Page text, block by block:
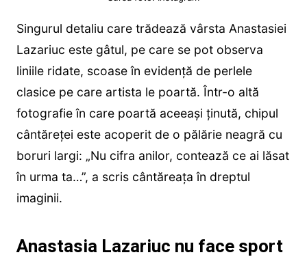
Singurul detaliu care trădează vârsta Anastasiei
Lazariuc este gâtul, pe care se pot observa
liniile ridate, scoase în evidență de perlele
clasice pe care artista le poartă. Într-o altă
fotografie în care poartă aceeași ținută, chipul
cântăreței este acoperit de o pălărie neagră cu
boruri largi: „Nu cifra anilor, contează ce ai lăsat
în urma ta…”, a scris cântăreața în dreptul
imaginii.
Anastasia Lazariuc nu face sport